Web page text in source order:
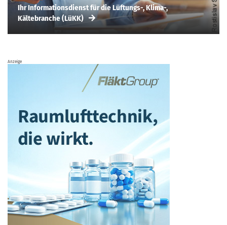
Ihr Informationsdienst für die Lüftungs-, Klima-,
Kältebranche (LüKK)
Anzeige